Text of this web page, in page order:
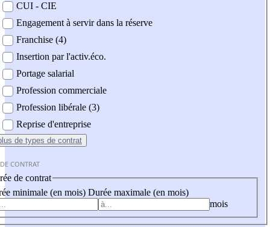
CUI - CIE
Engagement à servir dans la réserve
Franchise (4)
Insertion par l'activ.éco.
Portage salarial
Profession commerciale
Profession libérale (3)
Reprise d'entreprise
de types de contrat
CONTRAT
de contrat
minimale (en mois) Durée maximale (en mois)
mois